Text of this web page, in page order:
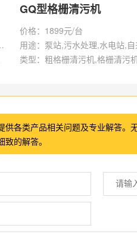
,化工,纺织,给排水工程
GQ型格栅清污机
价格：1899元/台
供各类产品相关问题及专业解答。
的解答。